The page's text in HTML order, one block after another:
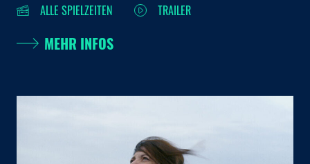
ALLE SPIELZEITEN
TRAILER
MEHR INFOS